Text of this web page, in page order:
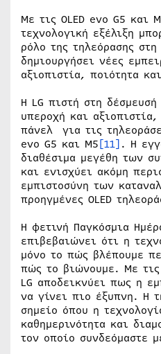
Με τις OLED evo G5 και
τεχνολογική εξέλιξη
ρόλο της τηλεόρασης
δημιουργήσει νέες
αξιοπιστία, ποιότητα
Η LG πιστή στη
υπεροχή και
πάνελ για τις
evo G5 και M5[11]. Η
διαθέσιμα μεγέθη των
και ενισχύει ακόμη
εμπιστοσύνη των
προηγμένες OLED
Η φετινή Παγκόσμια
επιβεβαιώνει ότι η
μόνο το πώς βλέπουμε
πώς το βιώνουμε. Με τις
LG αποδεικνύει πως η
να γίνει πιο έξυπνη. Η
σημείο όπου η
καθημερινότητα και
τον οποίο συνδεόμαστε